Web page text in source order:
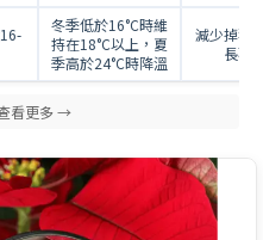
冬季低於16°C時維
持在18°C以上，夏
季高於24°C時降溫
減少掉葉
長觀